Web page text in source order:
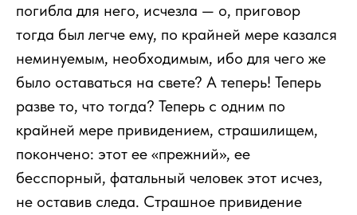
погибла для него, исчезла — о, приговор
тогда был легче ему, по крайней мере казался
неминуемым, необходимым, ибо для чего же
было оставаться на свете? А теперь! Теперь
разве то, что тогда? Теперь с одним по
крайней мере привидением, страшилищем,
покончено: этот ее «прежний», ее
бесспорный, фатальный человек этот исчез,
не оставив следа. Страшное привидение